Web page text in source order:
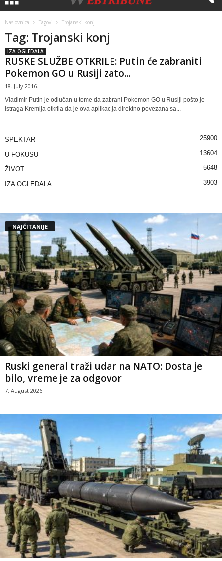
Naslovnica Tagovi Trojanski konj
Tag: Trojanski konj
IZA OGLEDALA
RUSKE SLUŽBE OTKRILE: Putin će zabraniti
Pokemon GO u Rusiji zato...
18. July 2016.
Vladimir Putin je odlučan u tome da zabrani Pokemon GO u Rusiji pošto je
istraga Kremlja otkrila da je ova aplikacija direktno povezana sa...
SPEKTAR 25900
U FOKUSU 13604
ŽIVOT 5648
IZA OGLEDALA 3903
NAJČITANIJE
Ruski general traži udar na NATO: Dosta je
bilo, vreme je za odgovor
7. August 2026.